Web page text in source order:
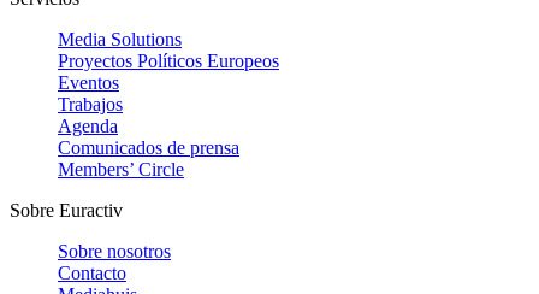
Media Solutions
Proyectos Políticos Europeos
Eventos
Trabajos
Agenda
Comunicados de prensa
Members’ Circle
Sobre Euractiv
Sobre nosotros
Contacto